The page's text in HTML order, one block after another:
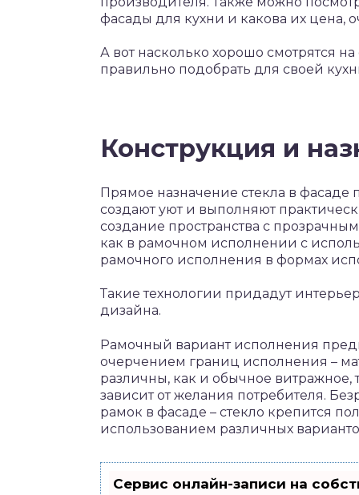
фасады для кухни и какова их цена,
А вот насколько хорошо смотрятся
правильно подобрать для своей
Конструкция и
Прямое назначение стекла в
создают уют и выполняют
создание пространства с
как в рамочном исполнении с
рамочного исполнения в формах
Такие технологии придадут
дизайна.
Рамочный вариант исполнения
очерчением границ исполнения –
различны, как и обычное витражное,
зависит от желания потребителя.
рамок в фасаде – стекло крепится
использованием различных
Сервис онлайн-записи на